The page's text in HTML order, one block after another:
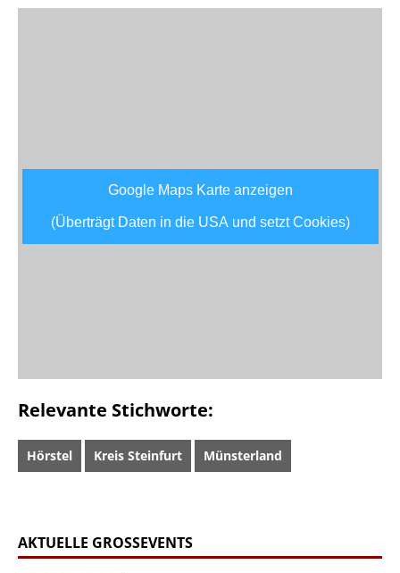
Google Maps Karte anzeigen
(Überträgt Daten in die USA und setzt Cookies)
Relevante Stichworte:
Hörstel Kreis Steinfurt Münsterland
AKTUELLE GROSSEVENTS